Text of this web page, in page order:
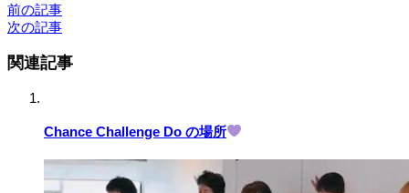
前の記事
次の記事
関連記事
Chance Challenge Do の場所